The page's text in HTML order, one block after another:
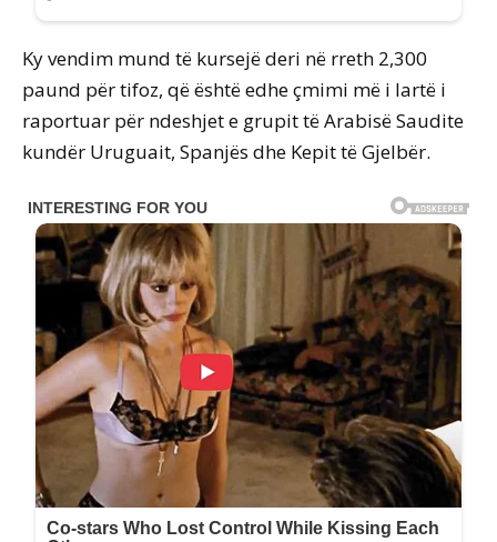
Ky vendim mund të kursejë deri në rreth 2,300
paund për tifoz, që është edhe çmimi më i lartë i
raportuar për ndeshjet e grupit të Arabisë Saudite
kundër Uruguait, Spanjës dhe Kepit të Gjelbër.